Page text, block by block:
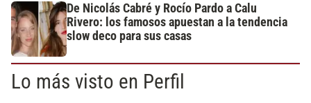
De Nicolás Cabré y Rocío Pardo a Calu
Rivero: los famosos apuestan a la tendencia
slow deco para sus casas
Lo más visto en Perfil